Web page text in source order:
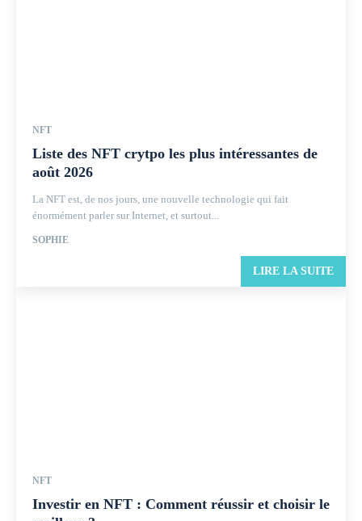
NFT
Liste des NFT crytpo les plus intéressantes de
août 2026
La NFT est, de nos jours, une nouvelle technologie qui fait
énormément parler sur Internet, et surtout...
SOPHIE
LIRE LA SUITE
NFT
Investir en NFT : Comment réussir et choisir le